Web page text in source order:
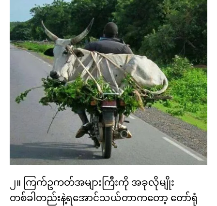
၂။ ကြက်ဥကတ်အများကြီးကို အခုလိုမျိုး
တစ်ခါတည်းနဲ့ရအောင်သယ်တာကတော့ တော်ရုံ